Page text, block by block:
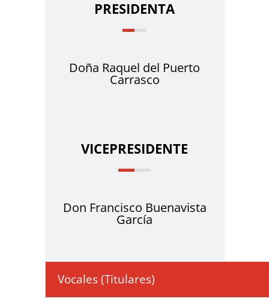
PRESIDENTA
Doña Raquel del Puerto
Carrasco
VICEPRESIDENTE
Don Francisco Buenavista
García
Vocales (Titulares)